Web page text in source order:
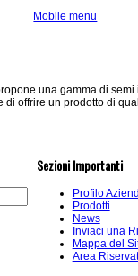
Mobile menu
una gamma di
offrire un prodotto di
Sezioni Importanti
Profilo
Prodotti
News
Inviaci una
Mappa del
Area